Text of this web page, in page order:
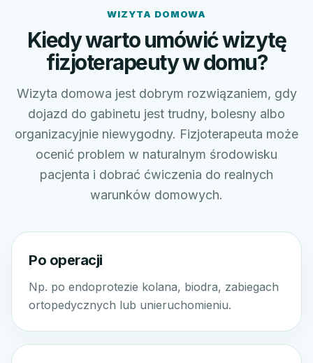
WIZYTA DOMOWA
Kiedy warto umówić wizytę
fizjoterapeuty w domu?
Wizyta domowa jest dobrym rozwiązaniem, gdy
dojazd do gabinetu jest trudny, bolesny albo
organizacyjnie niewygodny. Fizjoterapeuta może
ocenić problem w naturalnym środowisku
pacjenta i dobrać ćwiczenia do realnych
warunków domowych.
Po operacji
Np. po endoprotezie kolana, biodra, zabiegach
ortopedycznych lub unieruchomieniu.